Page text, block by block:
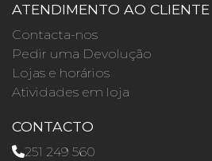
ATENDIMENTO AO CLIENTE
Contacta-nos
Pedir uma Devolução
Lojas e horários
Atividades em loja
CONTACTO
251 249 560